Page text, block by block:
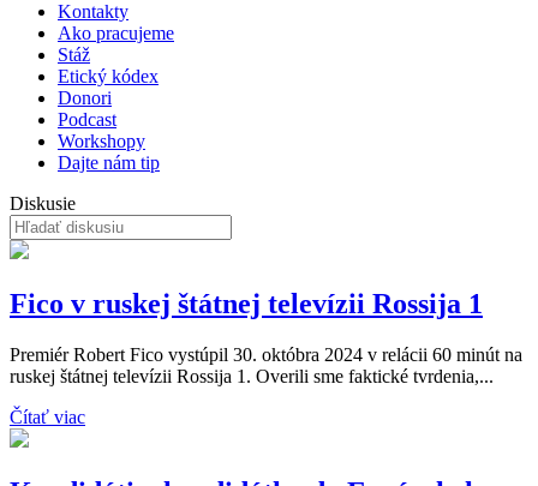
Kontakty
Ako pracujeme
Stáž
Etický kódex
Donori
Podcast
Workshopy
Dajte nám tip
Diskusie
Fico v ruskej štátnej televízii Rossija 1
Premiér Robert Fico vystúpil 30. októbra 2024 v relácii 60 minút na
ruskej štátnej televízii Rossija 1. Overili sme faktické tvrdenia,...
Čítať viac